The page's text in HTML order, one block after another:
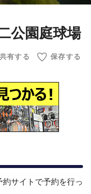
公園庭球場
共有する 保存する
サイトで予約を行っ